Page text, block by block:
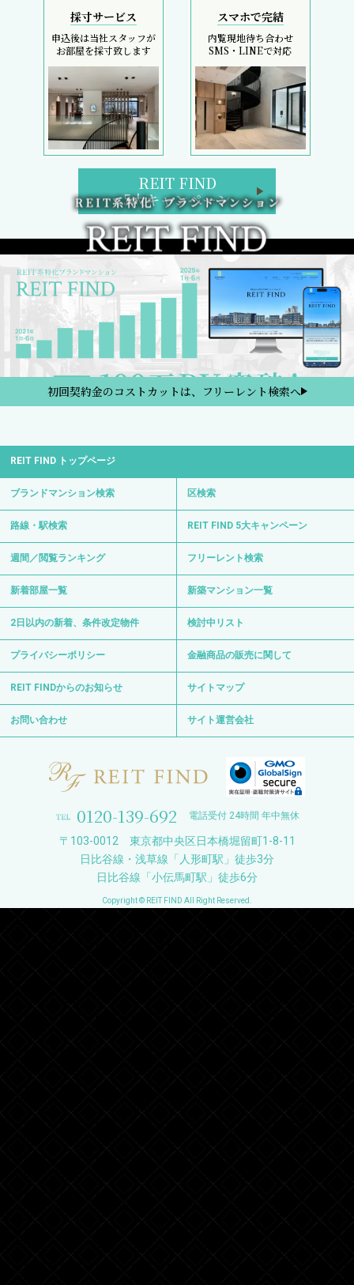
採寸サービス
申込後は当社スタッフが
お部屋を採寸致します
スマホで完結
内覧現地待ち合わせ
SMS・LINEで対応
REIT FIND
5大キャンペーン
初回契約金のコストカットは、フリーレント検索へ
REIT FIND トップページ
ブランドマンション検索 区検索
路線・駅検索 REIT FIND 5大キャンペーン
週間／閲覧ランキング フリーレント検索
新着部屋一覧 新築マンション一覧
2日以内の新着、条件改定物件 検討中リスト
プライバシーポリシー 金融商品の販売に関して
REIT FINDからのお知らせ サイトマップ
お問い合わせ サイト運営会社
0120-139-692 電話受付 24時間 年中無休
〒103-0012 東京都中央区日本橋堀留町1-8-11
日比谷線・浅草線「人形町駅」徒歩3分
日比谷線「小伝馬町駅」徒歩6分
Copyright © REIT FIND All Right Reserved.